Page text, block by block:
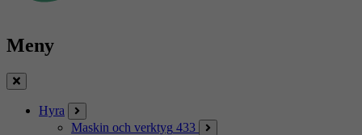
Meny
Stäng
Hyra
Maskin och verktyg 433